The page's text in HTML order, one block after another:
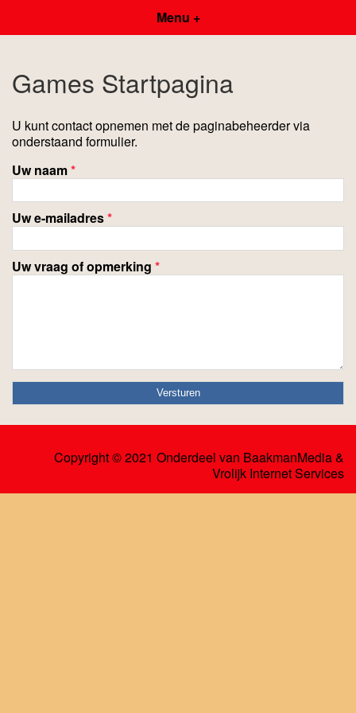
Menu +
Games Startpagina
U kunt contact opnemen met de paginabeheerder via
onderstaand formulier.
Uw naam*
Uw e-mailadres*
Uw vraag of opmerking *
Copyright © 2021 Onderdeel van BaakmanMedia&
Vrolijk Internet Services